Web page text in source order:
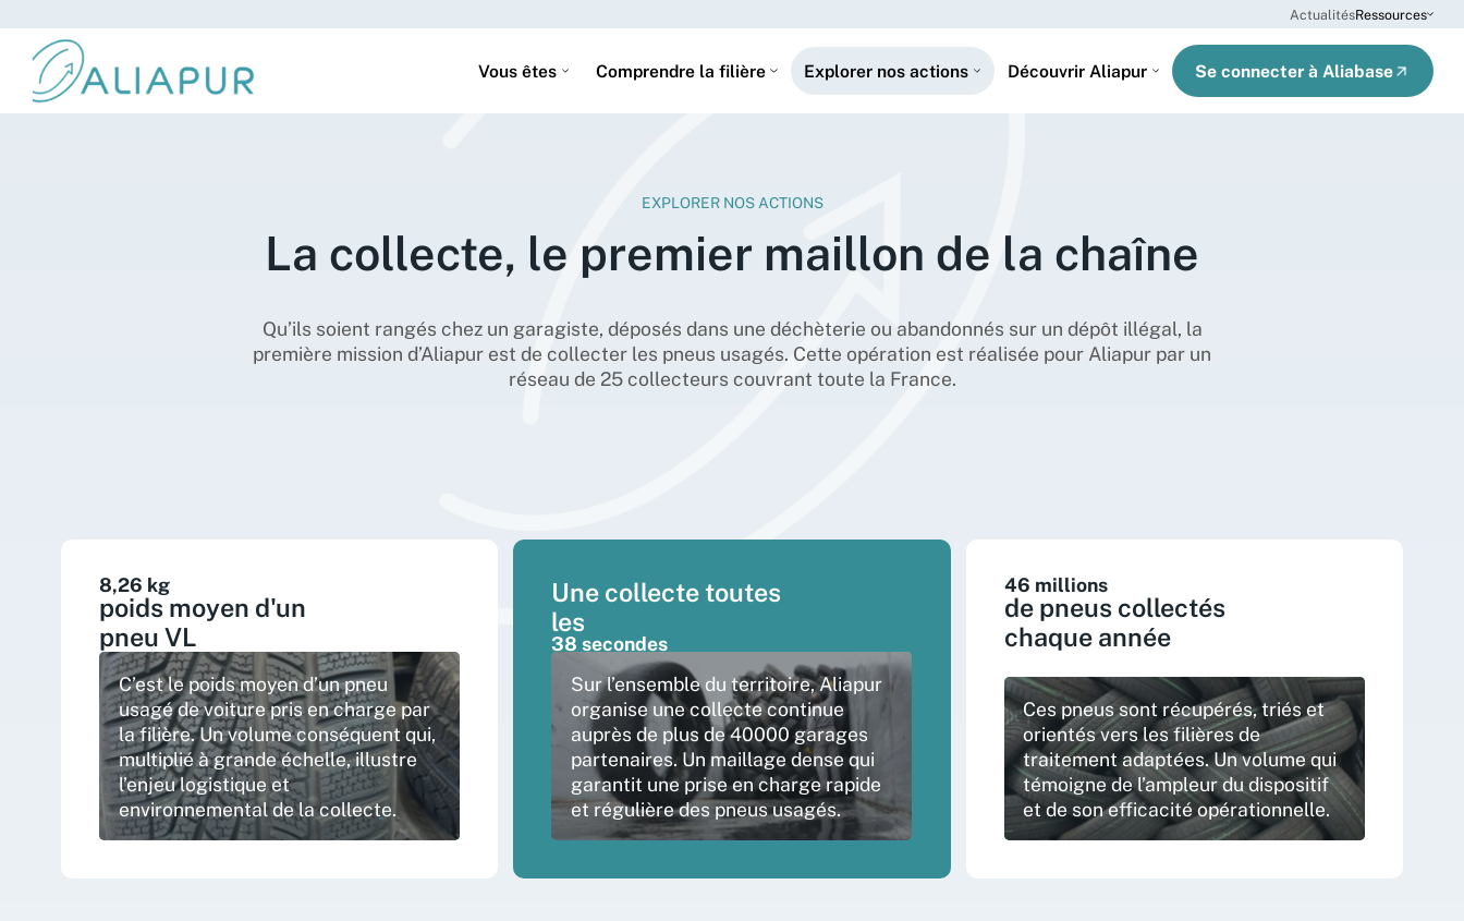
ActualitésRessources
Vous êtes Comprendre la filière Explorer nos actions Découvrir Aliapur Se connecter à Aliabase
EXPLORER NOS ACTIONS
La collecte, le premier maillon de la chaîne
Qu’ils soient rangés chez un garagiste, déposés dans une déchèterie ou abandonnés sur un dépôt illégal, la
première mission d’Aliapur est de collecter les pneus usagés. Cette opération est réalisée pour Aliapur par un
réseau de 25 collecteurs couvrant toute la France.
8,26 kg
poids moyen d'un
pneu VL
C’est le poids moyen d’un pneu
usagé de voiture pris en charge par
la filière. Un volume conséquent qui,
multiplié à grande échelle, illustre
l’enjeu logistique et
environnemental de la collecte.
Une collecte toutes
les
38 secondes
Sur l’ensemble du territoire, Aliapur
organise une collecte continue
auprès de plus de 40000 garages
partenaires. Un maillage dense qui
garantit une prise en charge rapide
et régulière des pneus usagés.
46 millions
de pneus collectés
chaque année
Ces pneus sont récupérés, triés et
orientés vers les filières de
traitement adaptées. Un volume qui
témoigne de l’ampleur du dispositif
et de son efficacité opérationnelle.
J’ai besoin d’aide pour me connecter à mon
compte
Créer un compte
Aliabase
Cependant, si vous avez une question relative à
une collecte de pneus (ouverture de compte,
Consulter la FAQ Continuer